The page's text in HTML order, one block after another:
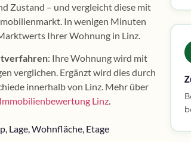
Zustand – und vergleicht diese mit
In wenigen Minuten
Ihrer Wohnung in Linz.
: Ihre Wohnung wird mit
verglichen. Ergänzt wird dies durch
innerhalb von Linz. Mehr über
Immobilienbewertung Linz.
Lage, Wohnfläche, Etage